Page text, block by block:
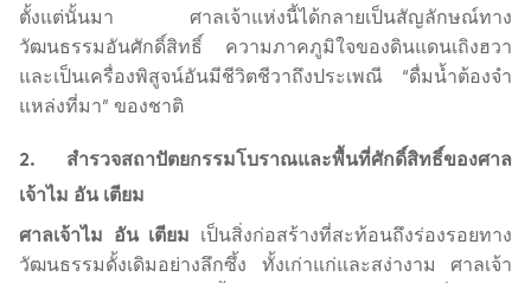
ตั้งแต่นั้นมา ศาลเจ้าแห่งนี้ได้กลายเป็นสัญลักษณ์ทาง
วัฒนธรรมอันศักดิ์สิทธิ์ ความภาคภูมิใจของดินแดนเถิงฮวา
และเป็นเครื่องพิสูจน์อันมีชีวิตชีวาถึงประเพณี “ดื่มน้ำต้องจำ
แหล่งที่มา” ของชาติ
2. สำรวจสถาปัตยกรรมโบราณและพื้นที่ศักดิ์สิทธิ์ของศาล
เจ้าไม อัน เตียม
ศาลเจ้าไม อัน เตียม เป็นสิ่งก่อสร้างที่สะท้อนถึงร่องรอยทาง
วัฒนธรรมดั้งเดิมอย่างลึกซึ้ง ทั้งเก่าแก่และสง่างาม ศาลเจ้า